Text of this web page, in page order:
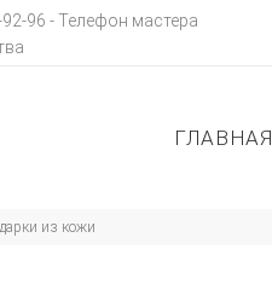
96 ‬- Телефон мастера
ГЛАВНАЯ
из кожи